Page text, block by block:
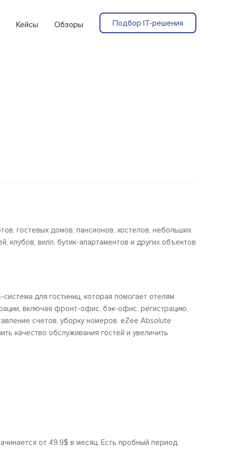
Кейсы Обзоры Подбор IT-решения
гостевых домов, пансионов, хостелов, небольших
клубов, вилл, бутик-апартаментов и других объектов
для гостиниц, которая помогает отелям
включая фронт-офис, бэк-офис, регистрацию,
счетов, уборку номеров. eZee Absolute
качество обслуживания гостей и увеличить
от 49.9$ в месяц. Есть пробный период.